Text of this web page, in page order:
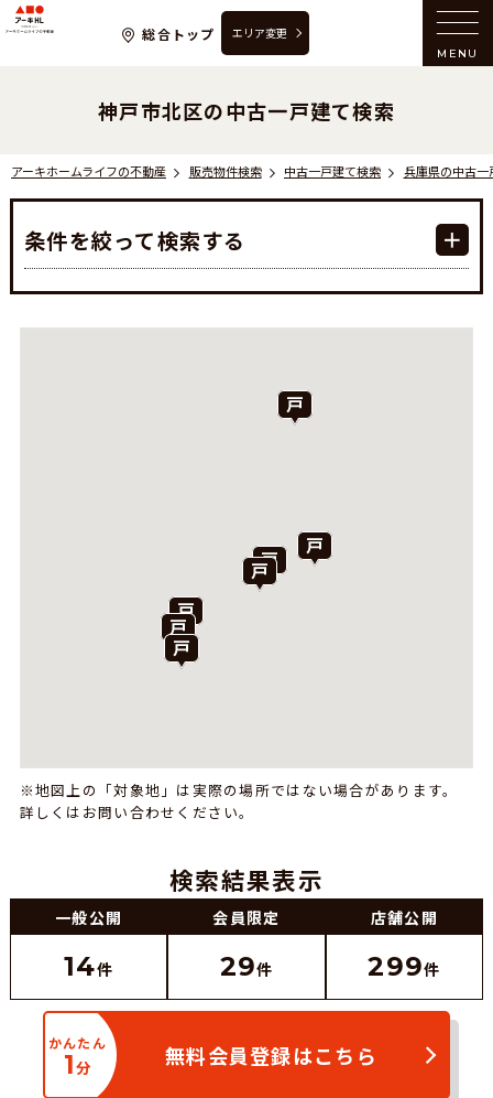
アーキホームライフの不動産
総合トップ エリア変更
MENU
アーキホームライフの不動産 販売物件検索 中古一戸建て検索 兵庫県の中古一
神戸市北区の中古一戸建て検索
条件を絞って検索する
※地図上の「対象地」は実際の場所ではない場合があります。
詳しくはお問い合わせください。
検索結果表示
一般公開
14件
会員限定
29件
店舗公開
299件
かんたん
1分 無料会員登録はこちら